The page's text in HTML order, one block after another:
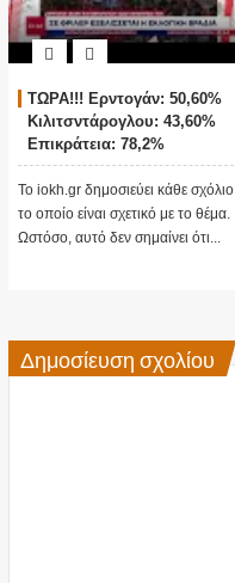
ΤΩΡΑ!!! Ερντογάν: 50,60%
Κιλιτσντάρογλου: 43,60%
Επικράτεια: 78,2%
Το iokh.gr δημοσιεύει κάθε σχόλιο
το οποίο είναι σχετικό με το θέμα.
Ωστόσο, αυτό δεν σημαίνει ότι...
Δημοσίευση σχολίου